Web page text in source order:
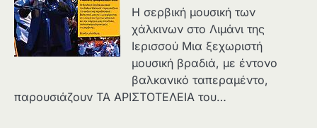
Η σερβική μουσική των
χάλκινων στο Λιμάνι της
Ιερισσού Μια ξεχωριστή
μουσική βραδιά, με έντονο
βαλκανικό ταπεραμέντο,
παρουσιάζουν ΤΑ ΑΡΙΣΤΟΤΕΛΕΙΑ του…